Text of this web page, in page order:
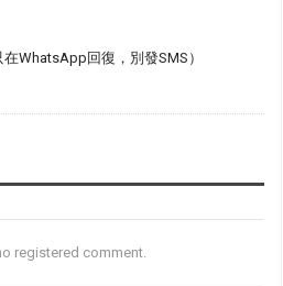
WhatsApp回復，別發SMS）
registered comment.